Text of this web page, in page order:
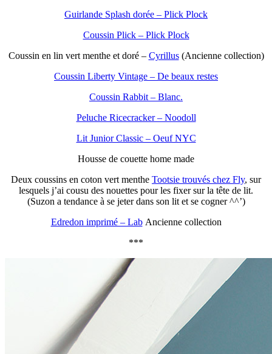
Guirlande Splash dorée – Plick Plock
Coussin Plick – Plick Plock
Coussin en lin vert menthe et doré – Cyrillus(Ancienne collection)
Coussin Liberty Vintage – De beaux restes
Coussin Rabbit – Blanc.
Peluche Ricecracker – Noodoll
Lit Junior Classic – Oeuf NYC
Housse de couette home made
Deux coussins en coton vert menthe Tootsie trouvés chez Fly, sur
lesquels j’ai cousu des nouettes pour les fixer sur la tête de lit.
(Suzon a tendance à se jeter dans son lit et se cogner ^^’)
Edredon imprimé – LabAncienne collection
***